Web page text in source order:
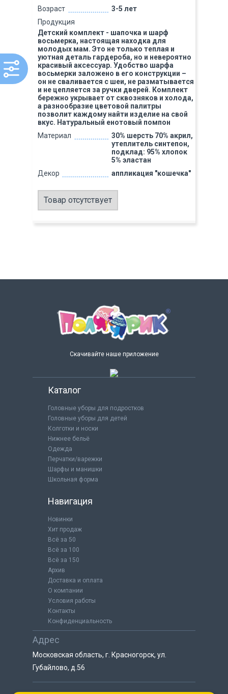
Возраст
3-5 лет
Продукция
Детский комплект - шапочка и шарф
восьмерка, настоящая находка для
молодых мам. Это не только теплая и
уютная деталь гардероба, но и невероятно
красивый аксессуар. Удобство шарфа
восьмерки заложено в его конструкции –
он не сваливается с шеи, не разматывается
и не цепляется за ручки дверей. Комплект
бережно укрывает от сквозняков и холода,
а разнообразие цветовой палитры
позволит каждому найти изделие на свой
вкус. Натуральный енотовый помпон
Материал
30% шерсть 70% акрил,
утеплитель синтепон,
подклад: 95% хлопок
5% эластан
Декор
аппликация "кошечка"
Товар отсутствует
Скачивайте наше приложение
Каталог
Головные уборы для подростков
Головные уборы для детей
Колготки и носки
Нижнее бельё
Одежда
Перчатки/варежки
Шарфы и манишки
Школьная форма
Навигация
Новинки
Хит продаж
Всё за 50
Всё за 100
Всё за 150
Архив
Доставка и оплата
О компании
Условия работы
Контакты
Конфиденциальность
Адрес
Московская область, г. Красногорск, ул.
Губайлово, д.56